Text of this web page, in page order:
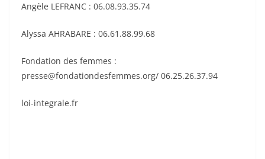
Angèle LEFRANC : 06.08.93.35.74
Alyssa AHRABARE : 06.61.88.99.68
Fondation des femmes :
presse@fondationdesfemmes.org/ 06.25.26.37.94
loi-integrale.fr